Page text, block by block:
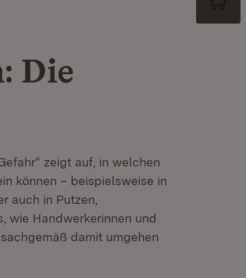
Die
zeigt auf, in welchen
können – beispielsweise in
auch in Putzen,
wie Handwerkerinnen und
damit umgehen